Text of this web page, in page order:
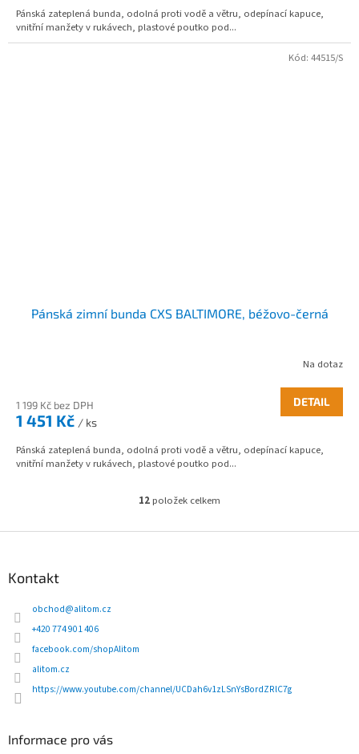
Pánská zateplená bunda, odolná proti vodě a větru, odepínací kapuce,
vnitřní manžety v rukávech, plastové poutko pod...
Pánská zimní bunda CXS BALTIMORE, béžovo-černá
Na dotaz
1 199 Kč bez DPH
1 451 Kč / ks
DETAIL
Pánská zateplená bunda, odolná proti vodě a větru, odepínací kapuce,
vnitřní manžety v rukávech, plastové poutko pod...
Kód: 44515/S
O
l
y
12 položek celkem
Kontakt
obchod@alitom.cz
+420 774 901 406
facebook.com/shopAlitom
alitom.cz
https://www.youtube.com/channel/UCDah6v1zLSnYsBordZRlC7g
Informace pro vás